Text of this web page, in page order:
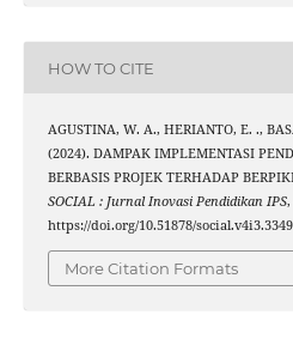
HOW TO CITE
AGUSTINA, W. A., HERIANTO, E. .,
(2024). DAMPAK IMPLEMENTASI
BERBASIS PROJEK TERHADAP
SOCIAL : Jurnal Inovasi Pendidikan IPS,
https://doi.org/10.51878/social.v4i3.3349
More Citation Formats